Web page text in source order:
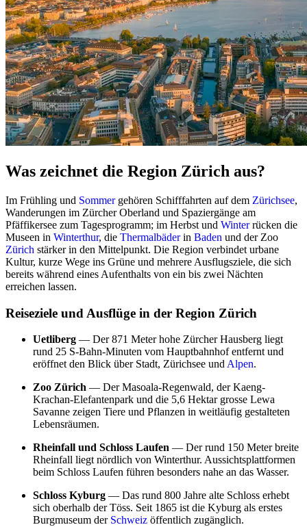
Was zeichnet die Region Zürich aus?
Im Frühling und Sommergehören Schifffahrten auf dem Zürichsee,
Wanderungen im Zürcher Oberland und Spaziergänge am
Pfäffikersee zum Tagesprogramm; im Herbst und Winterrücken die
Museen in Winterthur, die Thermalbäderin Baden und der Zoo
Zürich stärker in den Mittelpunkt. Die Region verbindet urbane
Kultur, kurze Wege ins Grüne und mehrere Ausflugsziele, die sich
bereits während eines Aufenthalts von ein bis zwei Nächten
erreichen lassen.
Reiseziele und Ausflüge in der Region Zürich
Uetliberg — Der 871 Meter hohe Zürcher Hausberg liegt
rund 25 S-Bahn-Minuten vom Hauptbahnhof entfernt und
eröffnet den Blick über Stadt, Zürichsee undAlpen.
Zoo Zürich — Der Masoala-Regenwald, der Kaeng-
Krachan-Elefantenpark und die 5,6 Hektar grosse Lewa
Savanne zeigen Tiere und Pflanzen in weitläufig gestalteten
Lebensräumen.
Rheinfall und Schloss Laufen — Der rund 150 Meter breite
Rheinfall liegt nördlich von Winterthur. Aussichtsplattformen
beim Schloss Laufen führen besonders nahe an das Wasser.
Schloss Kyburg — Das rund 800 Jahre alte Schloss erhebt
sich oberhalb der Töss. Seit 1865 ist die Kyburg als erstes
Burgmuseum der Schweiz öffentlich zugänglich.